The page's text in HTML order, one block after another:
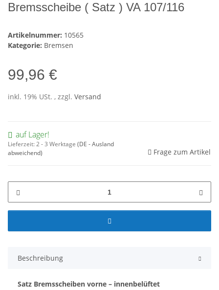
Bremsscheibe ( Satz ) VA 107/116
Artikelnummer: 10565
Kategorie: Bremsen
99,96 €
inkl. 19% USt. , zzgl. Versand
auf Lager!
Lieferzeit:2 - 3 Werktage (DE - Ausland
abweichend)
Frage zum Artikel
Beschreibung
Satz Bremsscheiben vorne – innenbelüftet